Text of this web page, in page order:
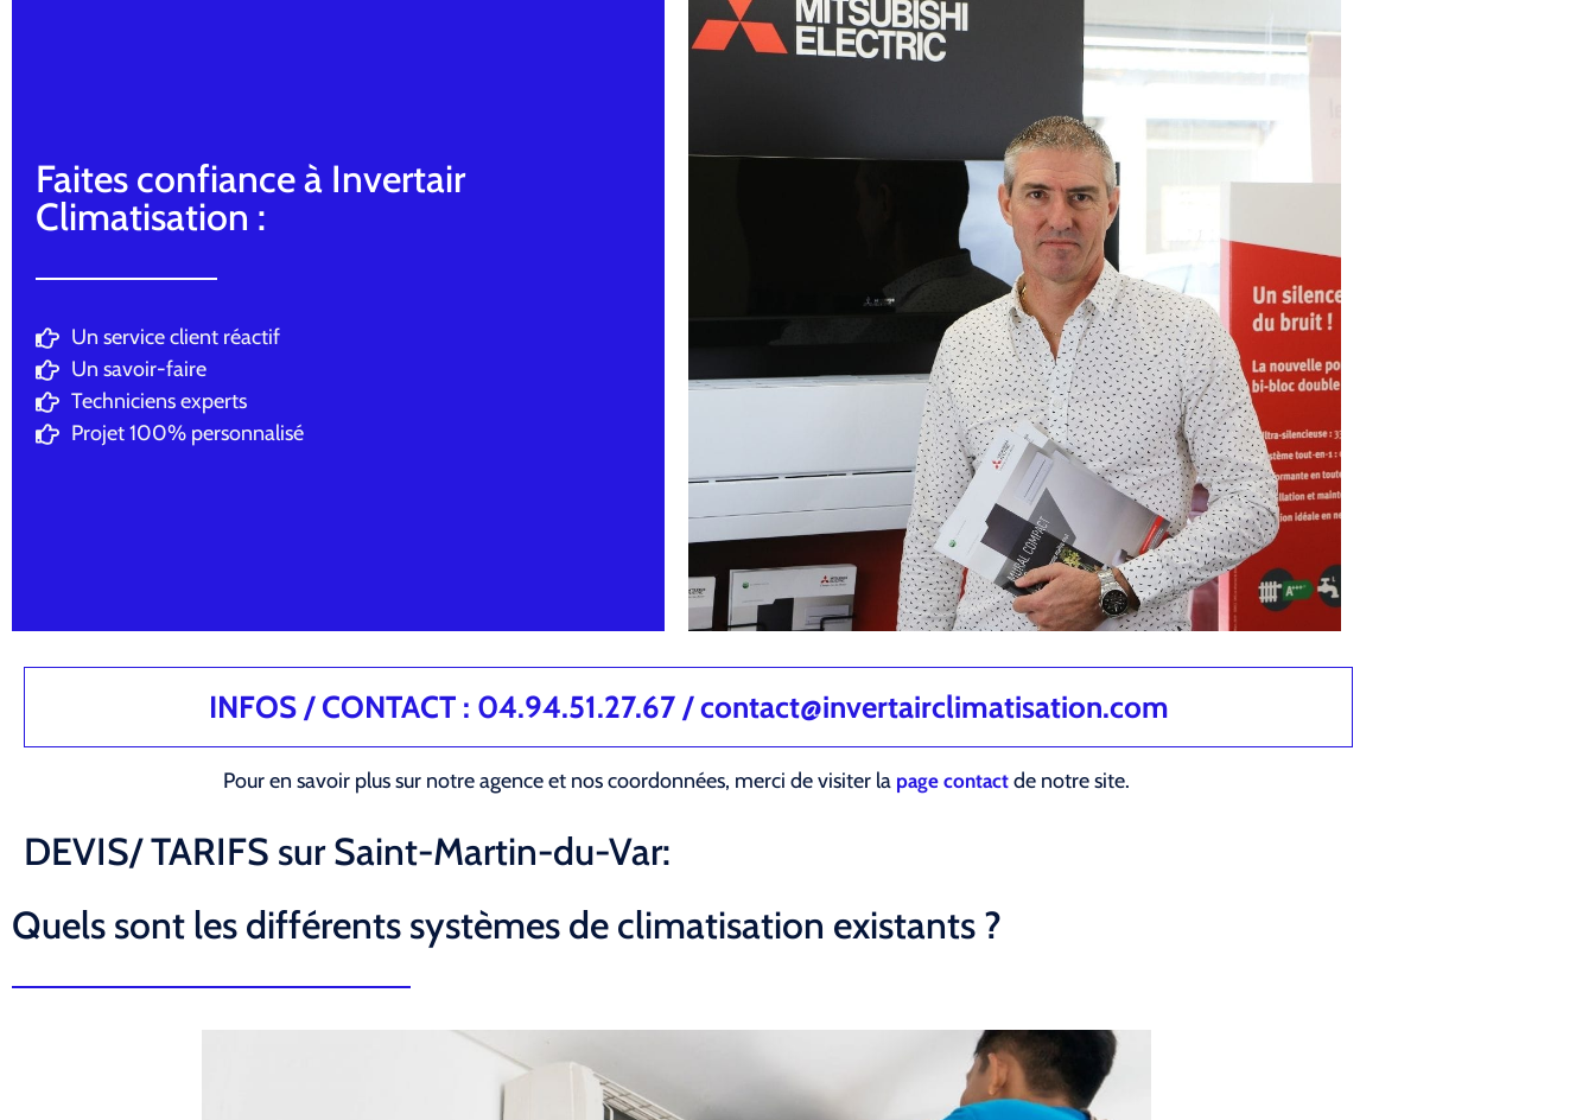
Faites confiance à Invertair
Climatisation :
Un service client réactif
Un savoir-faire
Techniciens experts
Projet 100% personnalisé
INFOS / CONTACT : 04.94.51.27.67 / contact@invertairclimatisation.com
Pour en savoir plus sur notre agence et nos coordonnées, merci de visiter la page contact de notre site.
DEVIS/ TARIFS sur Saint-Martin-du-Var:
Quels sont les différents systèmes de climatisation existants ?